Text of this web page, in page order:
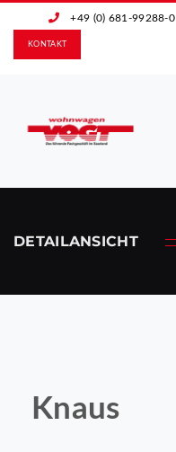
+49 (0) 681-99288-0
KONTAKT
DETAILANSICHT
Knaus